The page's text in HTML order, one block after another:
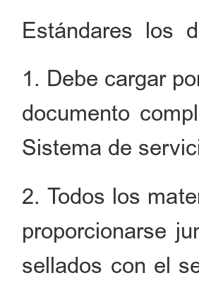
Estándares los
1. Debe cargar
documento
Sistema de
2. Todos los
proporcionarse
sellados con el